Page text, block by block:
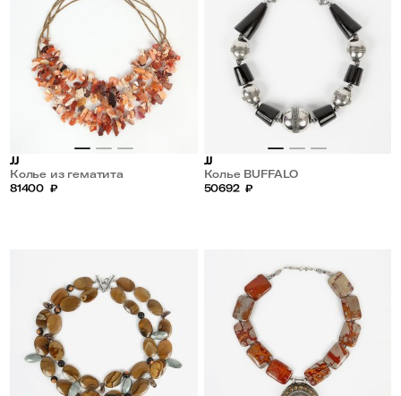
JJ
Колье из гематита
81400 ₽
JJ
Колье BUFFALO
50692 ₽